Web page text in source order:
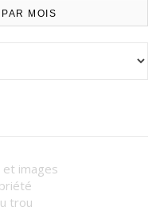
MOIS
images
trou